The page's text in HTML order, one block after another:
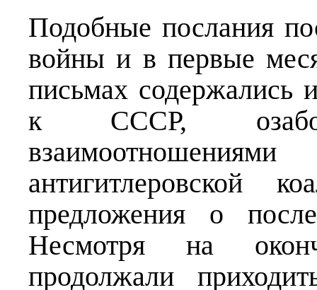
Подобные послания
войны и в первые
письмах содержались
к СССР,
антигитлеровской
предложения о
Несмотря на
продолжали